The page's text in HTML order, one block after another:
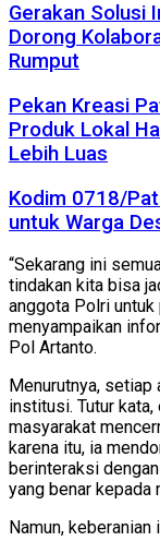
Gerakan Solusi
Dorong
Rumput
Pekan Kreasi
Produk Lokal
Lebih Luas
Kodim 0718/
untuk Warga
“Sekarang ini
tindakan kita bisa
anggota Polri untuk
menyampaikan
Pol Artanto.
Menurutnya, setiap
institusi. Tutur
masyarakat
karena itu, ia
berinteraksi
yang benar kepada
Namun,